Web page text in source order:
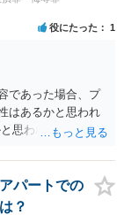
役にたった 1
であった場合、プ
はあるかと思われ
思われますので、
パートでの
？